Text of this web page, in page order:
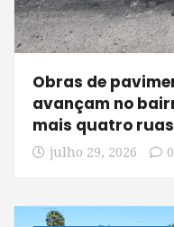
Obras de
avançam no
mais quatro ruas
julho 29, 2026 0